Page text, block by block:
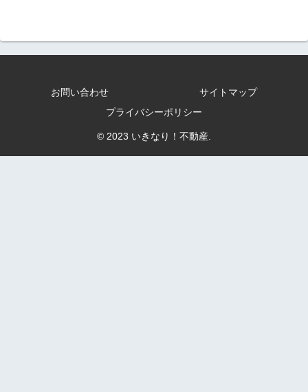
お問い合わせ
サイトマップ
プライバシーポリシー
© 2023 いきなり！不動産.